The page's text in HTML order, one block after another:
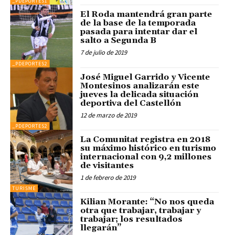
_PDEPORTES2
El Roda mantendrá gran parte
de la base de la temporada
pasada para intentar dar el
salto a Segunda B
7 de julio de 2019
_PDEPORTES2
José Miguel Garrido y Vicente
Montesinos analizarán este
jueves la delicada situación
deportiva del Castellón
12 de marzo de 2019
TURISME
La Comunitat registra en 2018
su máximo histórico en turismo
internacional con 9,2 millones
de visitantes
1 de febrero de 2019
Kilian Morante: “No nos queda
otra que trabajar, trabajar y
trabajar; los resultados
llegarán”